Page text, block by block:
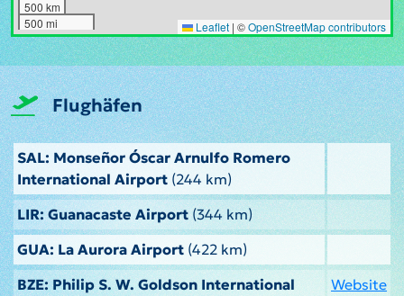
500 km
500 mi
Leaflet | ©OpenStreetMap contributors
Flughäfen
SAL: Monseñor Óscar Arnulfo Romero
International Airport (244 km)
LIR: Guanacaste Airport(344 km)
GUA: La Aurora Airport (422 km)
BZE: Philip S. W. Goldson International
Website